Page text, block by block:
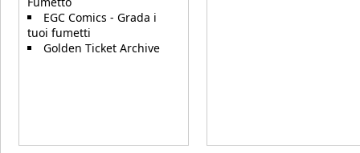
EGC Comics - Grada i
tuoi fumetti
Golden Ticket Archive